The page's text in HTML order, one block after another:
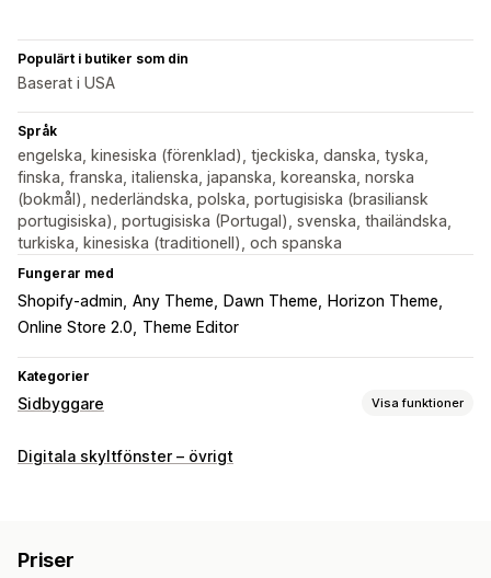
Populärt i butiker som din
Baserat i USA
Språk
engelska, kinesiska (förenklad), tjeckiska, danska, tyska,
finska, franska, italienska, japanska, koreanska, norska
(bokmål), nederländska, polska, portugisiska (brasiliansk
portugisiska), portugisiska (Portugal), svenska, thailändska,
turkiska, kinesiska (traditionell), och spanska
Fungerar med
Shopify-admin Any Theme Dawn Theme
Horizon Theme
Online Store 2.0
Theme Editor
Kategorier
Sidbyggare Visa funktioner
Sidtyper
Popup-fönster
Digitala skyltfönster – övrigt
Priser